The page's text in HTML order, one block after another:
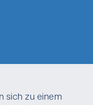
sich zu einem